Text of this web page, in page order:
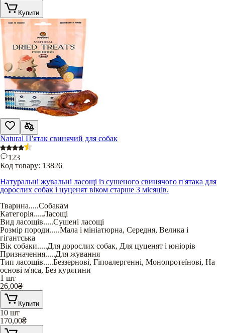
Купити
Natural П'ятак свинячий для собак
123
Код товару: 13826
Натуральні жувальні ласощі із сушеного свинячого п'ятака для
дорослих собак і цуценят віком старше 3 місяців.
Тварина.....Собакам
Категорія.....Ласощі
Вид ласощів.....Сушені ласощі
Розмір породи.....Мала і мініатюрна, Середня, Велика і
гігантська
Вік собаки.....Для дорослих собак, Для цуценят і юніорів
Призначення.....Для жування
Тип ласощів.....Беззернові, Гіпоалергенні, Монопротеїнові, На
основі м'яса, Без курятини
1 шт
26,00₴
Купити
10 шт
170,00₴